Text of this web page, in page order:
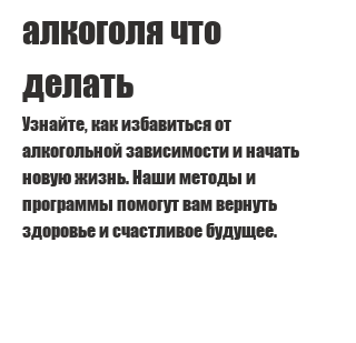
алкоголя что
делать
Узнайте, как избавиться от
алкогольной зависимости и начать
новую жизнь. Наши методы и
программы помогут вам вернуть
здоровье и счастливое будущее.